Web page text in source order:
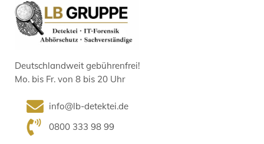
Deutschlandweit gebührenfrei!
Mo. bis Fr. von 8 bis 20 Uhr
info@lb-detektei.de
0800 333 98 99